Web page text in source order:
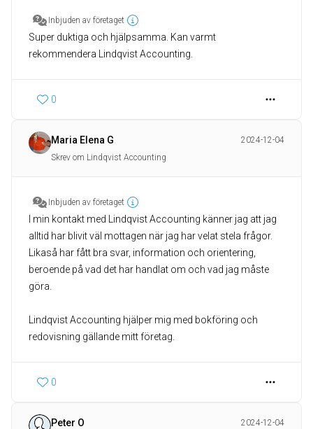
Inbjuden av företaget
Super duktiga och hjälpsamma. Kan varmt
rekommendera Lindqvist Accounting.
0
Maria Elena G
2024-12-04
Skrev om Lindqvist Accounting
Inbjuden av företaget
I min kontakt med Lindqvist Accounting känner jag att jag
alltid har blivit väl mottagen när jag har velat stela frågor.
Likaså har fått bra svar, information och orientering,
beroende på vad det har handlat om och vad jag måste
göra.
Lindqvist Accounting hjälper mig med bokföring och
0
Peter O
2024-12-04